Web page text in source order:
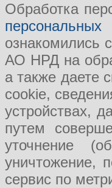
Обработка
ознакомились
АО НРД на
а также даете
cookie,
устройствах,
путем
уточнение
уничтожение,
сервис по